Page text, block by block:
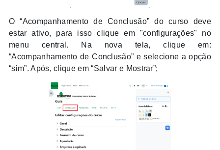
O “Acompanhamento de Conclusão” do curso deve
estar ativo, para isso clique em "configurações" no
menu central. Na nova tela, clique em:
“Acompanhamento de Conclusão” e selecione a opção
“sim”. Após, clique em “Salvar e Mostrar”;